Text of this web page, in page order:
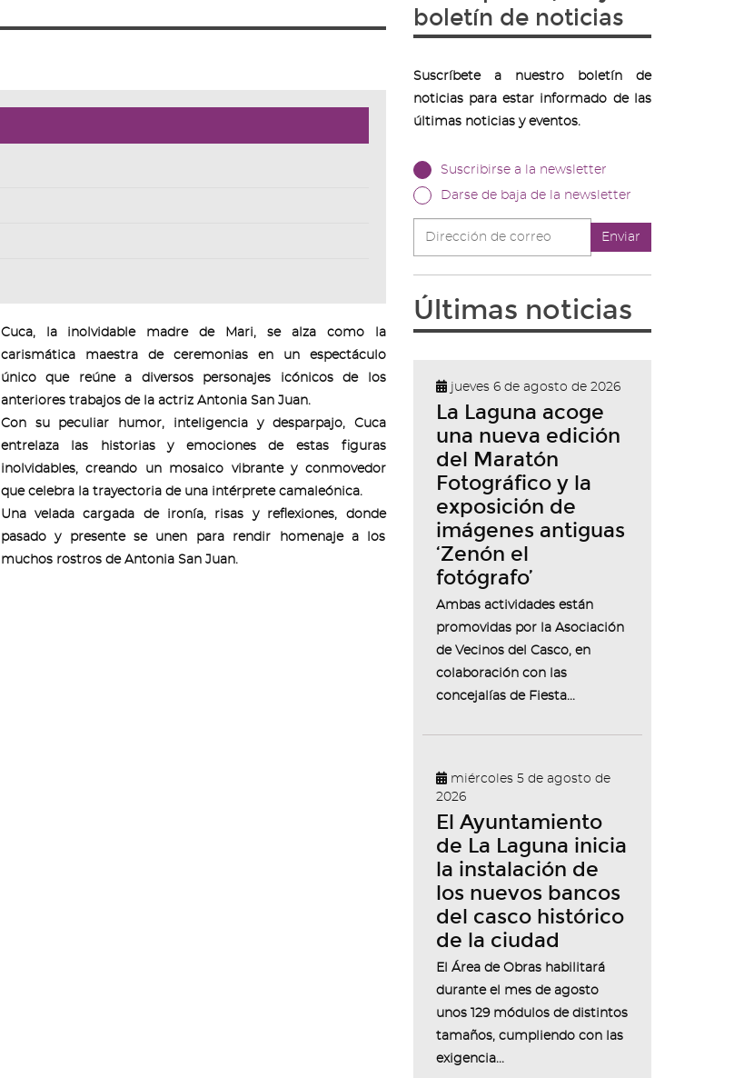
Cuca, la inolvidable madre de Mari, se alza como la
carismática maestra de ceremonias en un espectáculo
único que reúne a diversos personajes icónicos de los
anteriores trabajos de la actriz Antonia San Juan.
Con su peculiar humor, inteligencia y desparpajo, Cuca
entrelaza las historias y emociones de estas figuras
inolvidables, creando un mosaico vibrante y conmovedor
que celebra la trayectoria de una intérprete camaleónica.
Una velada cargada de ironía, risas y reflexiones, donde
pasado y presente se unen para rendir homenaje a los
muchos rostros de Antonia San Juan.
boletín de noticias
Suscríbete a nuestro boletín de
noticias para estar informado de las
últimas noticias y eventos.
Suscribirse a la newsletter
Darse de baja de la newsletter
de
Enviar
Últimas noticias
jueves 6 de agosto de 2026
La Laguna acoge
una nueva edición
del Maratón
Fotográfico y la
exposición de
imágenes antiguas
‘Zenón el
fotógrafo’
Ambas actividades están
promovidas por la Asociación
de Vecinos del Casco, en
colaboración con las
concejalías de Fiesta...
miércoles 5 de agosto de
2026
El Ayuntamiento
de La Laguna inicia
la instalación de
los nuevos bancos
del casco histórico
de la ciudad
El Área de Obras habilitará
durante el mes de agosto
unos 129 módulos de distintos
tamaños, cumpliendo con las
exigencia...